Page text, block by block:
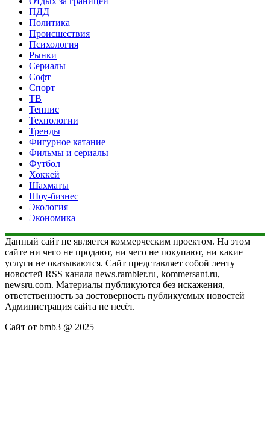
ПДД
Политика
Происшествия
Психология
Рынки
Сериалы
Софт
Спорт
ТВ
Теннис
Технологии
Тренды
Фигурное катание
Фильмы и сериалы
Футбол
Хоккей
Шахматы
Шоу-бизнес
Экология
Экономика
Данный сайт не является коммерческим проектом. На этом
сайте ни чего не продают, ни чего не покупают, ни какие
услуги не оказываются. Сайт представляет собой ленту
новостей RSS канала news.rambler.ru, kommersant.ru,
newsru.com. Материалы публикуются без искажения,
ответственность за достоверность публикуемых новостей
Администрация сайта не несёт.
Сайт от bmb3 @ 2025